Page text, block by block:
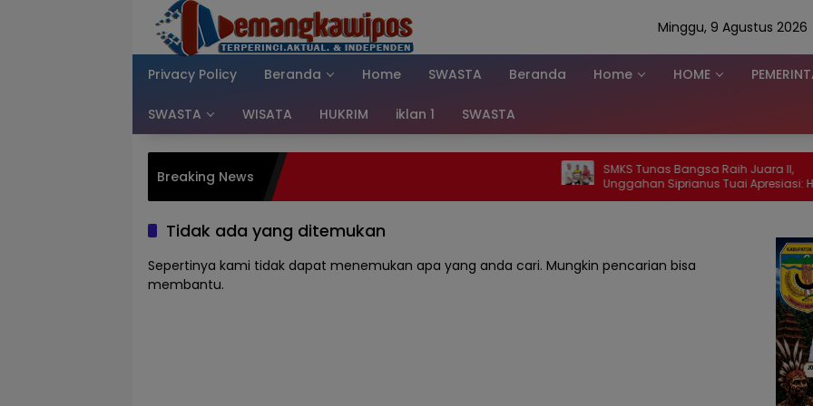
Minggu, 9 Agustus 2026
Privacy Policy Beranda Home SWASTA Beranda Home HOME
SWASTA WISATA HUKRIM iklan 1 SWASTA
Breaking News
SMKS Tunas Bangsa Raih Juara II,
Unggahan Siprianus Tuai Apresiasi: Hari
Ini Juara II, Besok Juara yang Lebih Besar
Tidak ada yang ditemukan
Sepertinya kami tidak dapat menemukan apa yang anda cari. Mungkin pencarian bisa
membantu.